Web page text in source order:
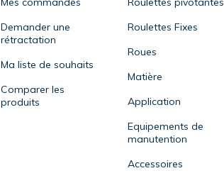
Demander une
rétractation
Ma liste de souhaits
Comparer les
produits
Roulettes Fixes
Roues
Matière
Application
Equipements de
manutention
Accessoires